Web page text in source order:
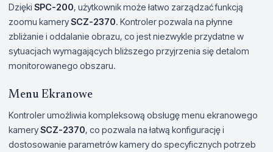
Dzięki SPC-200, użytkownik może łatwo zarządzać funkcją
zoomu kamerySCZ-2370. Kontroler pozwala na płynne
zbliżanie i oddalanie obrazu, co jest niezwykle przydatne w
sytuacjach wymagających bliższego przyjrzenia się detalom
monitorowanego obszaru.
Menu Ekranowe
Kontroler umożliwia kompleksową obsługę menu ekranowego
kamerySCZ-2370, co pozwala na łatwą konfigurację i
dostosowanie parametrów kamery do specyficznych potrzeb